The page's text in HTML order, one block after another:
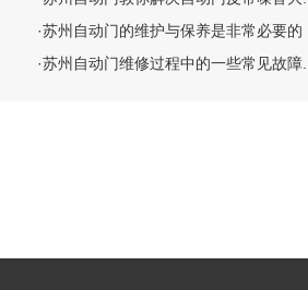
·苏州自动门的维护与保养是非常必要的
·苏州自动门维修过程中的一些常见故障...